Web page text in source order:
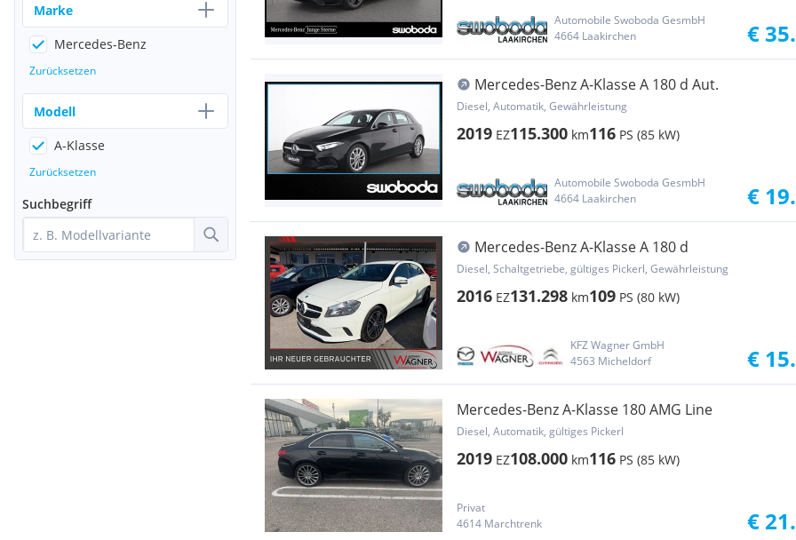
Automobile Swoboda GesmbH
4664 Laakirchen
€
Mercedes-Benz A-Klasse A 180 d Aut.
Diesel, Automatik, Gewährleistung
2019 EZ115.300 km116 PS (85 kW)
Automobile Swoboda GesmbH
4664 Laakirchen
€
Mercedes-Benz A-Klasse A 180 d
Diesel, Schaltgetriebe, gültiges Pickerl, Gewährleistung
2016 EZ131.298 km109 PS (80 kW)
KFZ Wagner GmbH
4563 Micheldorf
€
Mercedes-Benz A-Klasse 180 AMG Line
Diesel, Automatik, gültiges Pickerl
2019 EZ108.000 km116 PS (85 kW)
Privat
4614 Marchtrenk
€
Marke
Mercedes-Benz
Zurücksetzen
Modell
A-Klasse
Zurücksetzen
Suchbegriff